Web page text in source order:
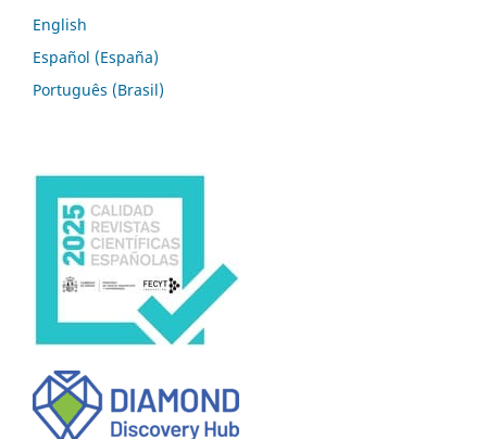
English
Español (España)
Português (Brasil)